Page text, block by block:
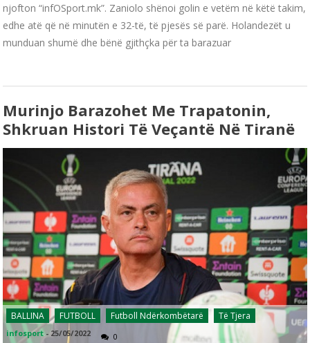
njofton “infOSport.mk”. Zaniolo shënoi golin e vetëm në këtë takim,
edhe atë që në minutën e 32-të, të pjesës së parë. Holandezët u
munduan shumë dhe bënë gjithçka për ta barazuar
Murinjo Barazohet Me Trapatonin,
Shkruan Histori Të Veçantë Në Tiranë
BALLINA FUTBOLL Futboll Ndërkombëtarë Të Tjera
infosport - 25/05/2022 0